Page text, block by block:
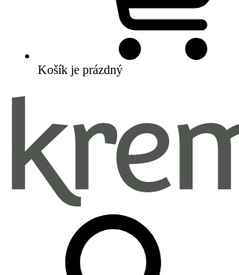
Košík je prázdný